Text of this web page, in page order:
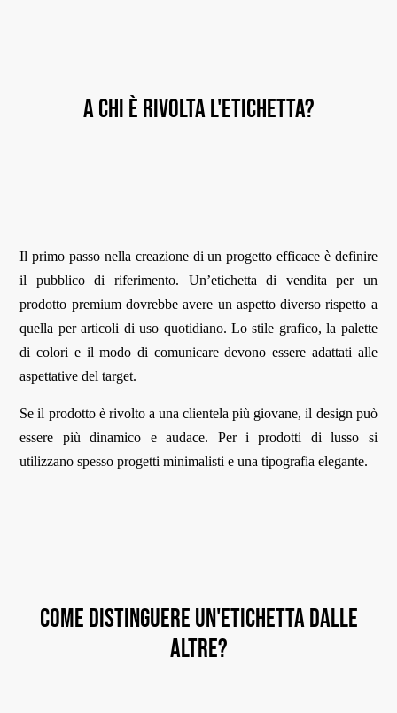
A chi è rivolta l'etichetta?
Il primo passo nella creazione di un progetto efficace è definire
il pubblico di riferimento. Un’etichetta di vendita per un
prodotto premium dovrebbe avere un aspetto diverso rispetto a
quella per articoli di uso quotidiano. Lo stile grafico, la palette
di colori e il modo di comunicare devono essere adattati alle
aspettative del target.
Se il prodotto è rivolto a una clientela più giovane, il design può
essere più dinamico e audace. Per i prodotti di lusso si
utilizzano spesso progetti minimalisti e una tipografia elegante.
Come distinguere un'etichetta dalle
altre?